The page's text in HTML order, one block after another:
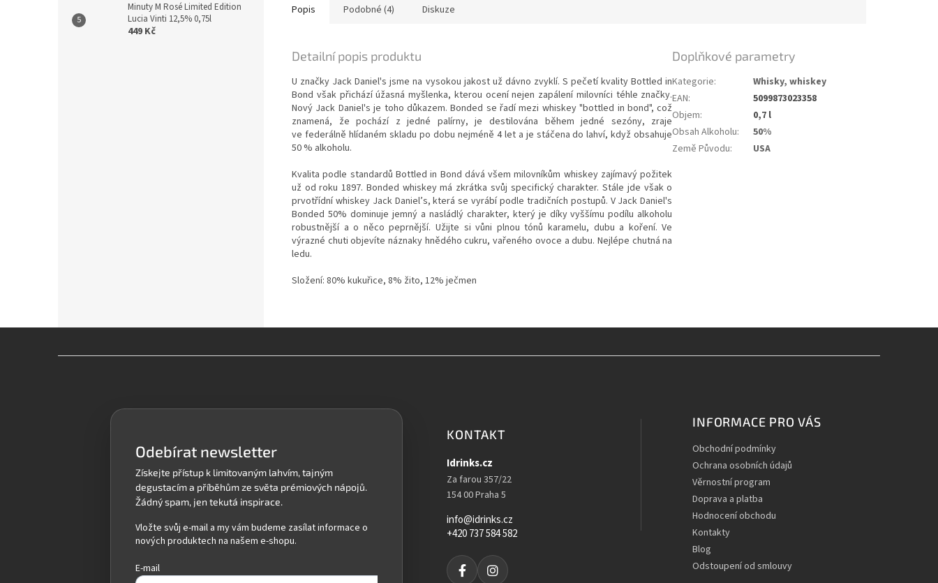
Minuty M Rosé Limited Edition
Lucia Vinti 12,5% 0,75l
449 Kč
Popis Podobné (4) Diskuze
Detailní popis produktu
U značky Jack Daniel's jsme na vysokou jakost už dávno zvyklí. S pečetí kvality Bottled in
Bond však přichází úžasná myšlenka, kterou ocení nejen zapálení milovníci téhle značky.
Nový Jack Daniel's je toho důkazem. Bonded se řadí mezi whiskey "bottled in bond", což
znamená, že pochází z jedné palírny, je destilována během jedné sezóny, zraje
ve federálně hlídaném skladu po dobu nejméně 4 let a je stáčena do lahví, když obsahuje
50 % alkoholu.
Kvalita podle standardů Bottled in Bond dává všem milovníkům whiskey zajímavý požitek
už od roku 1897. Bonded whiskey má zkrátka svůj specifický charakter. Stále jde však o
prvotřídní whiskey Jack Daniel’s, která se vyrábí podle tradičních postupů. V Jack Daniel's
Bonded 50% dominuje jemný a nasládlý charakter, který je díky vyššímu podílu alkoholu
robustnější a o něco peprnější. Užijte si vůni plnou tónů karamelu, dubu a koření. Ve
výrazné chuti objevíte náznaky hnědého cukru, vařeného ovoce a dubu. Nejlépe chutná na
ledu.
Složení: 80% kukuřice, 8% žito, 12% ječmen
Doplňkové parametry
Kategorie:
Whisky, whiskey
EAN:
5099873023358
Objem:
0,7 l
Obsah Alkoholu:
50%
Země Původu: USA
Odebírat newsletter
Vložte svůj e-mail a my vám budeme zasílat informace o
nových produktech na našem e-shopu.
E-mail
KONTAKT
Idrinks.cz
Za farou 357/22
154 00 Praha 5
info@idrinks.cz
+420 737 584 582
INFORMACE PRO VÁS
Obchodní podmínky
Ochrana osobních údajů
Věrnostní program
Doprava a platba
Hodnocení obchodu
Kontakty
Blog
Odstoupení od smlouvy